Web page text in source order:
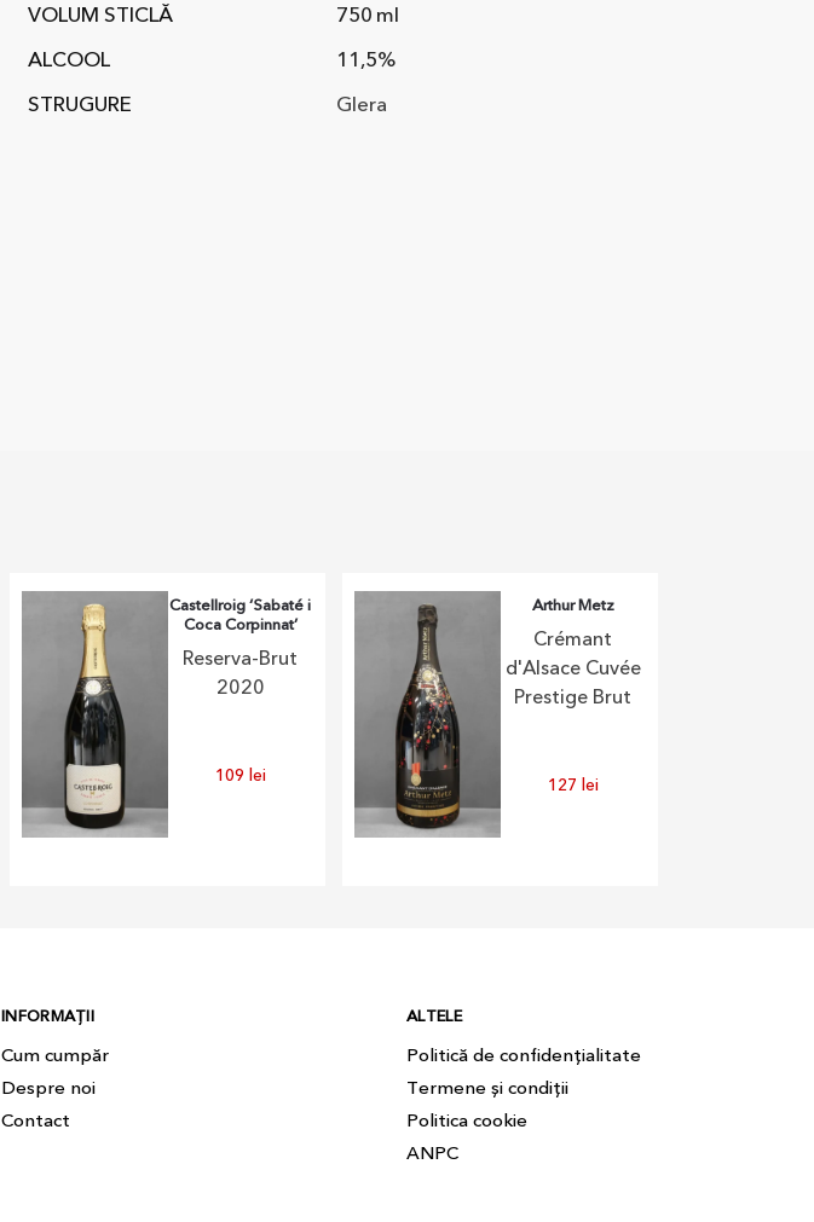
VOLUM STICLĂ
750 ml
ALCOOL
11,5%
STRUGURE
Glera
Castellroig ‘Sabaté i
Coca Corpinnat’
Reserva-Brut
2020
109 lei
Arthur Metz
Crémant
d'Alsace Cuvée
Prestige Brut
127 lei
INFORMAȚII
Cum cumpăr
Despre noi
Contact
ALTELE
Politică de confidențialitate
Termene și condiții
Politica cookie
ANPC